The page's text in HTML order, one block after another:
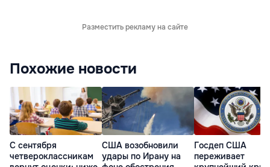
Разместить рекламу на сайте
Похожие новости
С сентября
четвероклассникам
США возобновили
удары по Ирану на
Госдеп США
переживает